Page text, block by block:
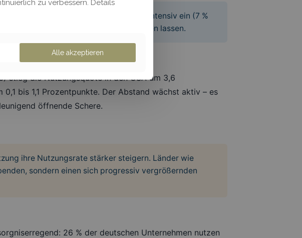
%), diese setzen KI auch nur halb so intensiv ein (7 %
die bloßen Nutzungsquoten vermuten lassen.
stieg die Nutzungsquote in den USA um 3,6
bis 1,1 Prozentpunkte. Der Abstand wächst aktiv – es
öffnende Schere.
ihre Nutzungsrate stärker steigern. Länder wie
sondern einen sich progressiv vergrößernden
26 % der deutschen Unternehmen nutzen
zu verbessern. Details
Alle akzeptieren